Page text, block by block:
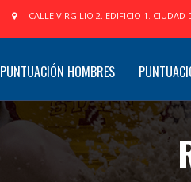
CALLE VIRGILIO 2. EDIFICIO 1.
PUNTUACIÓN HOMBRES